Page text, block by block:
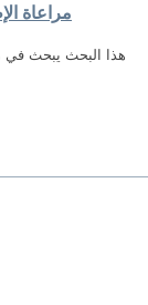
مراعاة
هذا البحث يبحث في